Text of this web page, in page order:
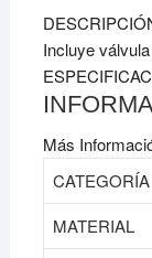
Incluye
Más
CATEGORÍA
MATERIAL